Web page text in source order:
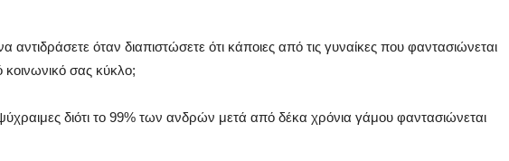
αντιδράσετε όταν διαπιστώσετε ότι κάποιες από τις γυναίκες που φαντασιώνεται
κοινωνικό σας κύκλο;
διότι το 99% των ανδρών μετά από δέκα χρόνια γάμου φαντασιώνεται